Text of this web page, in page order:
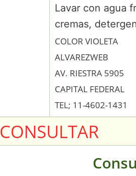
Lavar con agua
cremas,
COLOR VIOLETA
ALVAREZWEB
AV. RIESTRA 5905
CAPITAL FEDERAL
TEL; 11-4602-1431
CONSULTAR